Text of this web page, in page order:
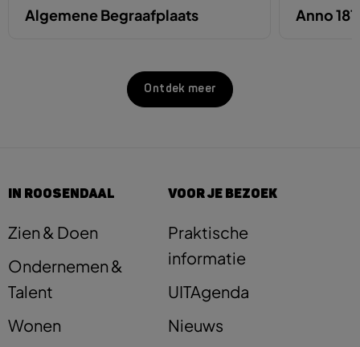
Algemene Begraafplaats Anno
Ontdek meer
IN ROOSENDAAL
Zien & Doen
Ondernemen &
Talent
Wonen
VOOR JE BEZOEK
Praktische
informatie
UITAgenda
Nieuws